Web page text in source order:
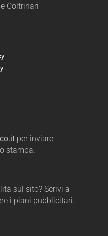
Coltrinari
per inviare
stampa.
sul sito? Scrivi a
i piani pubblicitari.